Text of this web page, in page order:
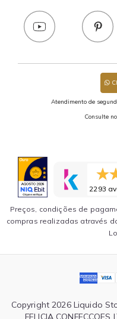
Atendimento de
Consulte
2293
Preços, condições de
compras realizadas através
Copyright 2026 Liquido
FELICIA